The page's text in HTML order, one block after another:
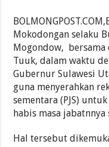
Mokodongan selaku
Mogondow, bersama
Tuuk, dalam waktu
Gubernur Sulawesi
guna menyerahkan
sementara (PJS)
habis masa jabatnnya
Hal tersebut